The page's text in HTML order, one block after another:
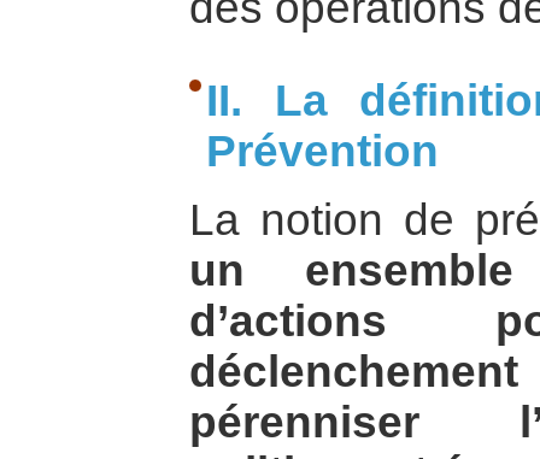
II. La
Prévention
La notion de
un
d’actions
pérenniser